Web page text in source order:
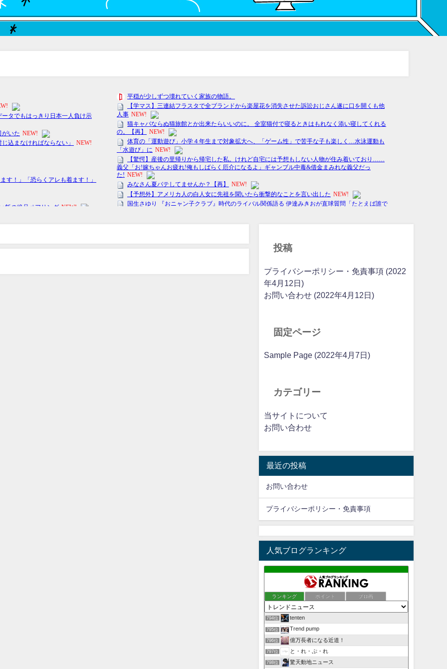
投稿
プライバシーポリシー・免責事項 (2022
年4月12日)
お問い合わせ (2022年4月12日)
固定ページ
Sample Page (2022年4月7日)
カテゴリー
当サイトについて
お問い合わせ
最近の投稿
お問い合わせ
プライバシーポリシー・免責事項
人気ブログランキング
ランキング ポイント ブロ画
794位 tenten
795位 Trend pump
796位 億万長者になる近道！
797位 と・れ・ぷ・れ
798位 驚天動地ニュース